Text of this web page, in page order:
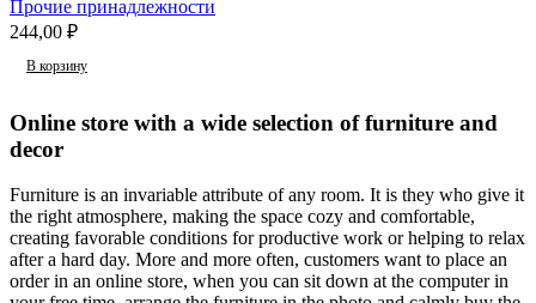
Прочие принадлежности
244,00 ₽
В корзину
Online store with a wide selection of furniture and
decor
Furniture is an invariable attribute of any room. It is they who give it
the right atmosphere, making the space cozy and comfortable,
creating favorable conditions for productive work or helping to relax
after a hard day. More and more often, customers want to place an
order in an online store, when you can sit down at the computer in